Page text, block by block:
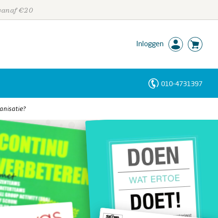
€20
Inloggen
010-4731397
Personen
Trefwoorden